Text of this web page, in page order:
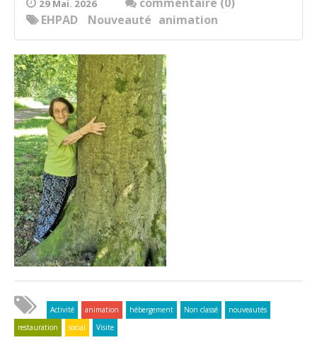
29 Mai. 2026
animation
EHPAD Nouveauté
Activité animation hébergement Non classé
nouveautés
restauration
social Visite